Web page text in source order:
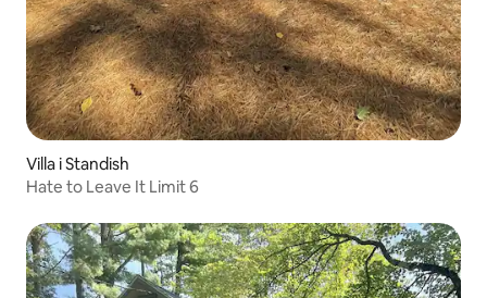
Villa i Standish
Hate to Leave It Limit 6